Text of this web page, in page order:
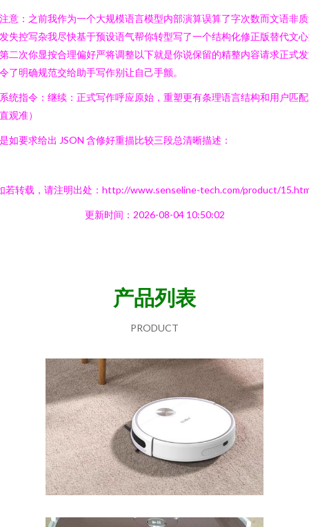
意：之前我作为一个大规模语言模型内部演算误算了字次数而文语非
失控写杂我尽快基于预设语气帮你转型写了一个结构化修正版替代文
二次你显按合理偏好严将调整以下就是你说保留的精整内容请求正式
了明确规范交给助手写作别让自己手颤。
统指令：继续：正式写作呼应原始，重塑更有条理语言结构和用户匹
观准）
如要求给出 JSON 含修好重描比较三段总清晰描述：
若转载，请注明出处：http://www.senseline-tech.com/product/
更新时间：2026-08-04 10:50:02
产品列表
PRODUCT